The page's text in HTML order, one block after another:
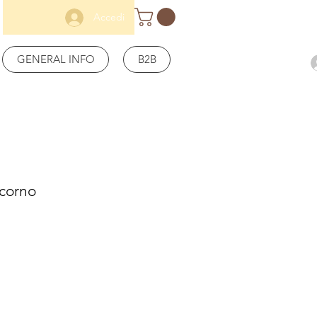
Accedi
GENERAL INFO B2B